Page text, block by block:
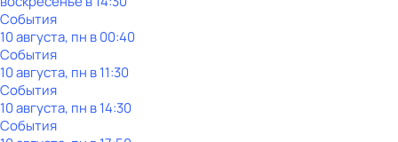
События
10 августа, пн в 00:40
События
10 августа, пн в 11:30
События
10 августа, пн в 14:30
События